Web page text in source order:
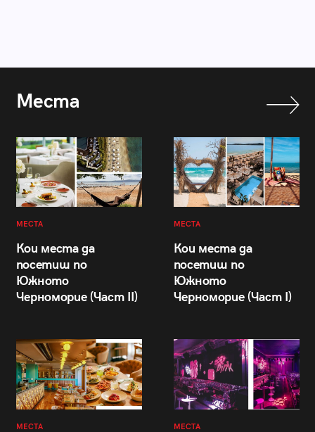
Места
МЕСТА
Кои места да
посетиш по
Южното
Черноморие (Част II)
МЕСТА
Кои места да
посетиш по
Южното
Черноморие (Част I)
МЕСТА МЕСТА